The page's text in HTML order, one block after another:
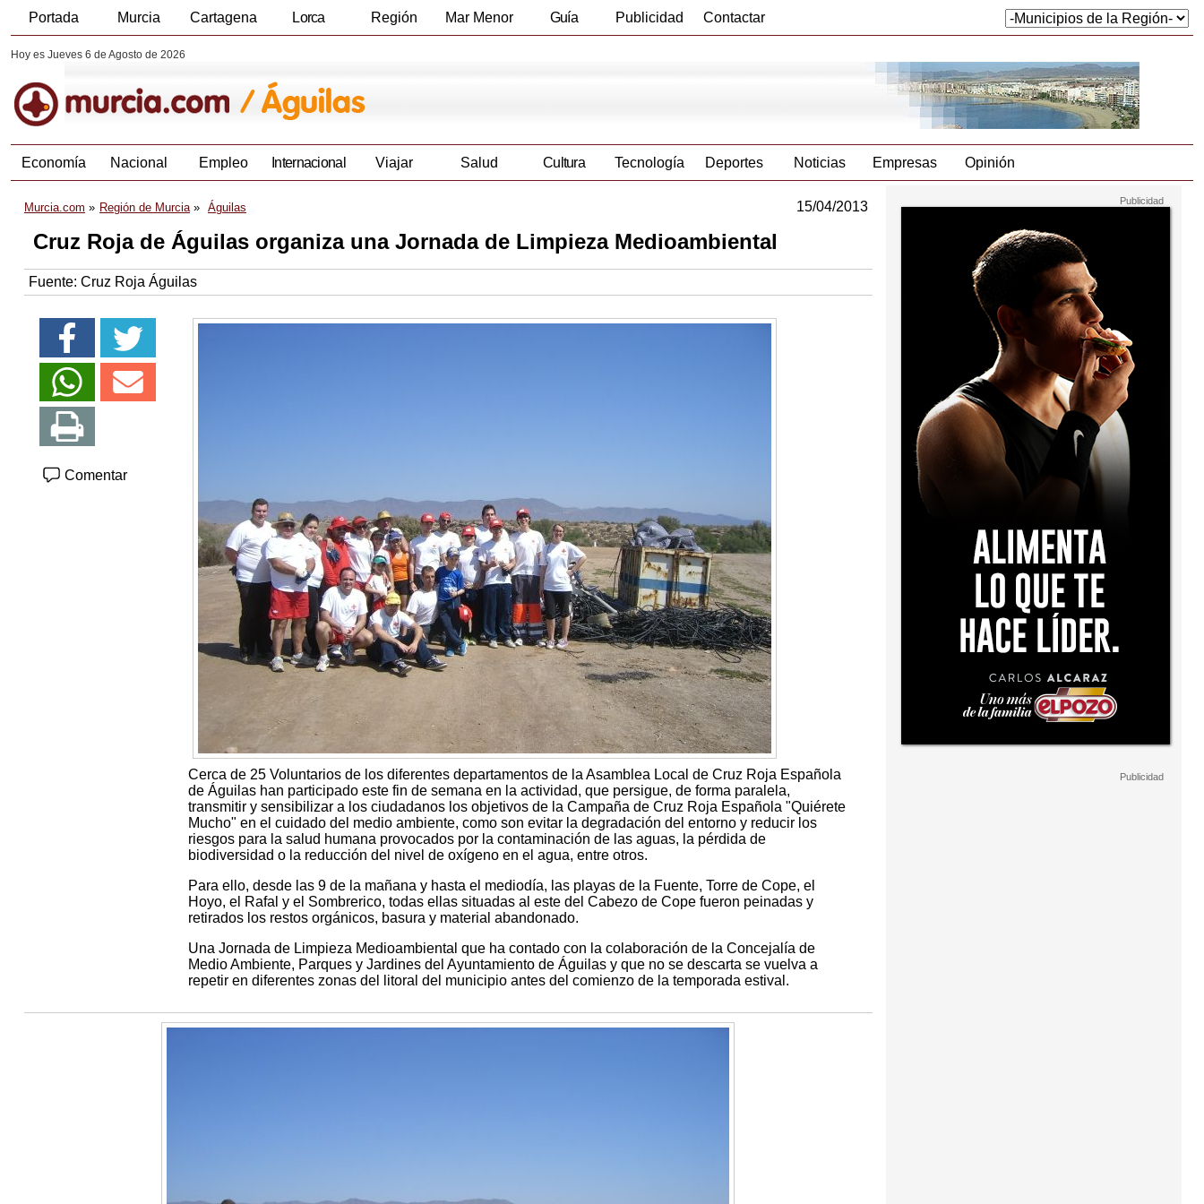
Portada Murcia Cartagena Lorca Región Mar Menor Guía Publicidad Contactar
Hoy es Jueves 6 de Agosto de 2026
Economía Nacional Empleo Internacional Viajar Salud Cultura Tecnología Deportes Noticias Empresas Opinión
Murcia.com Región de Murcia Águilas 15/04/2013
Cruz Roja de Águilas organiza una Jornada de Limpieza Medioambiental
Fuente: Cruz Roja Águilas
Comentar
Cerca de 25 Voluntarios de los diferentes departamentos de la Asamblea Local de Cruz Roja Española
de Águilas han participado este fin de semana en la actividad, que persigue, de forma paralela,
transmitir y sensibilizar a los ciudadanos los objetivos de la Campaña de Cruz Roja Española "Quiérete
Mucho" en el cuidado del medio ambiente, como son evitar la degradación del entorno y reducir los
riesgos para la salud humana provocados por la contaminación de las aguas, la pérdida de
biodiversidad o la reducción del nivel de oxígeno en el agua, entre otros.
Para ello, desde las 9 de la mañana y hasta el mediodía, las playas de la Fuente, Torre de Cope, el
Hoyo, el Rafal y el Sombrerico, todas ellas situadas al este del Cabezo de Cope fueron peinadas y
retirados los restos orgánicos, basura y material abandonado.
Una Jornada de Limpieza Medioambiental que ha contado con la colaboración de la Concejalía de
Medio Ambiente, Parques y Jardines del Ayuntamiento de Águilas y que no se descarta se vuelva a
repetir en diferentes zonas del litoral del municipio antes del comienzo de la temporada estival.